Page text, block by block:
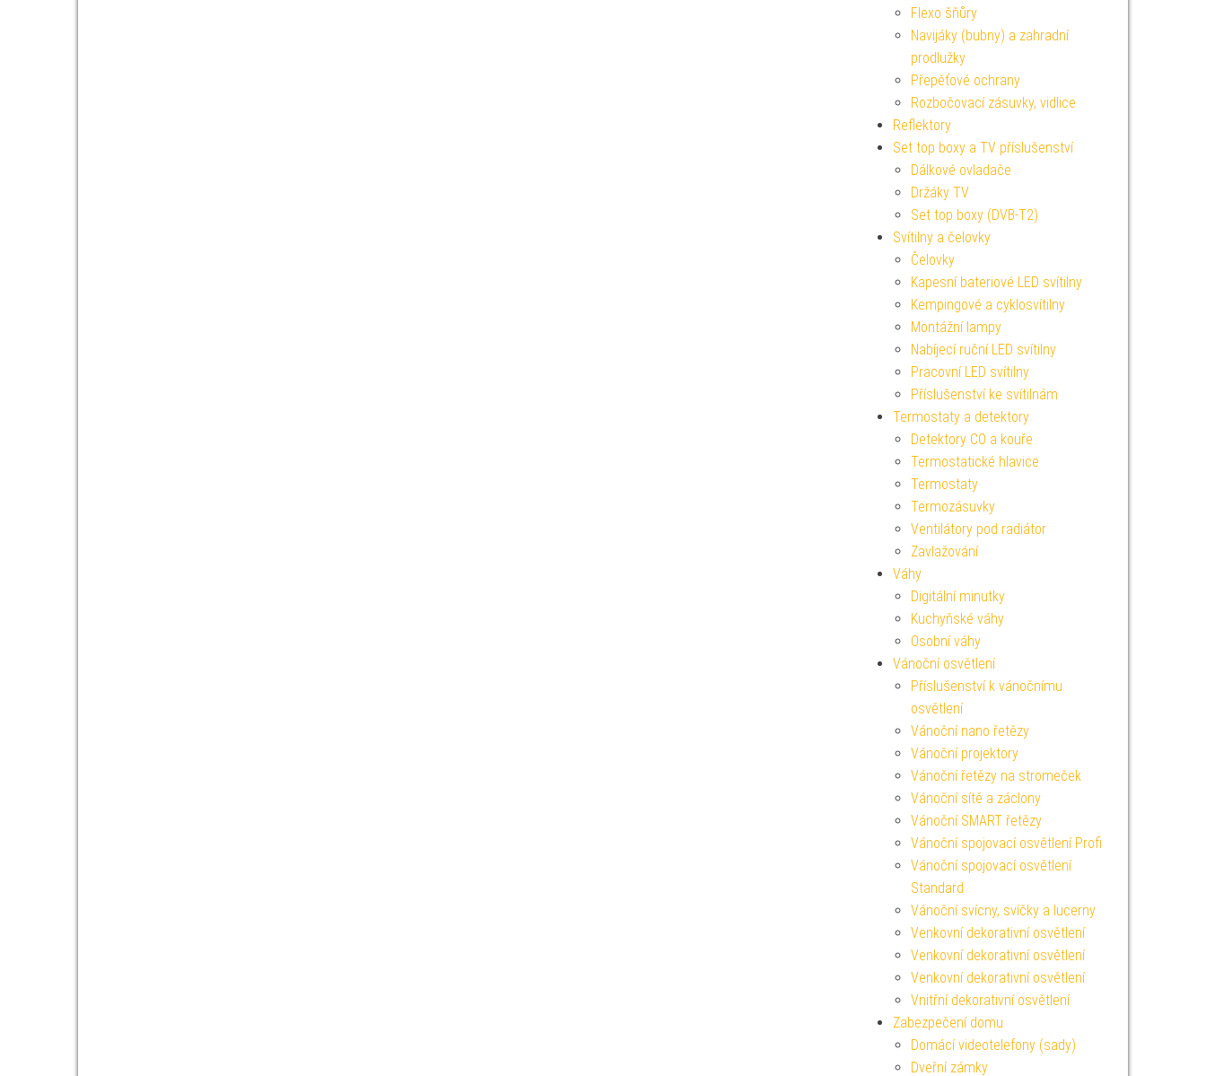
Flexo šňůry
Navijáky (bubny) a zahradní
prodlužky
Přepěťové ochrany
Rozbočovací zásuvky, vidlice
Reflektory
Set top boxy a TV příslušenství
Dálkové ovladače
Držáky TV
Set top boxy (DVB-T2)
Svítilny a čelovky
Čelovky
Kapesní bateriové LED svítilny
Kempingové a cyklosvítilny
Montážní lampy
Nabíjecí ruční LED svítilny
Pracovní LED svítilny
Příslušenství ke svítilnám
Termostaty a detektory
Detektory CO a kouře
Termostatické hlavice
Termostaty
Termozásuvky
Ventilátory pod radiátor
Zavlažování
Váhy
Digitální minutky
Kuchyňské váhy
Osobní váhy
Vánoční osvětlení
Příslušenství k vánočnímu
osvětlení
Vánoční nano řetězy
Vánoční projektory
Vánoční řetězy na stromeček
Vánoční sítě a záclony
Vánoční SMART řetězy
Vánoční spojovací osvětlení Profi
Vánoční spojovací osvětlení
Standard
Vánoční svícny, svíčky a lucerny
Venkovní dekorativní osvětlení
Venkovní dekorativní osvětlení
Venkovní dekorativní osvětlení
Vnitřní dekorativní osvětlení
Zabezpečení domu
Domácí videotelefony (sady)
Dveřní zámky